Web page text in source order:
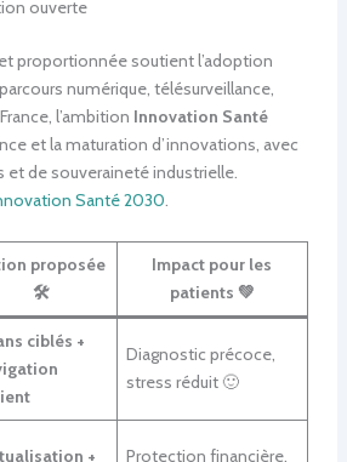
ouverte
proportionnée soutient l’adoption
numérique, télésurveillance,
l’ambition Innovation Santé
et la maturation d’innovations, avec
et de souveraineté industrielle.
Santé 2030.
proposée
🛠️
Impact pour les
patients 💚
ciblés +
Diagnostic précoce,
stress réduit 🙂
+ Protection financière,